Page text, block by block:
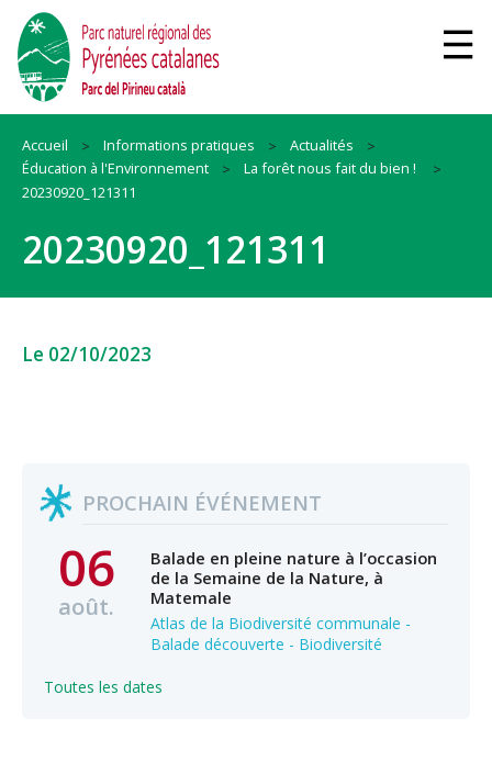
Accueil Informations pratiques
Actualités
Éducation à l'Environnement
La forêt nous fait du bien !
20230920_121311
20230920_121311
Le 02/10/2023
PROCHAIN ÉVÉNEMENT
06
août.
Balade en pleine nature à l’occasion
de la Semaine de la Nature, à
Matemale
Atlas de la Biodiversité communale -
Balade découverte - Biodiversité
Toutes les dates